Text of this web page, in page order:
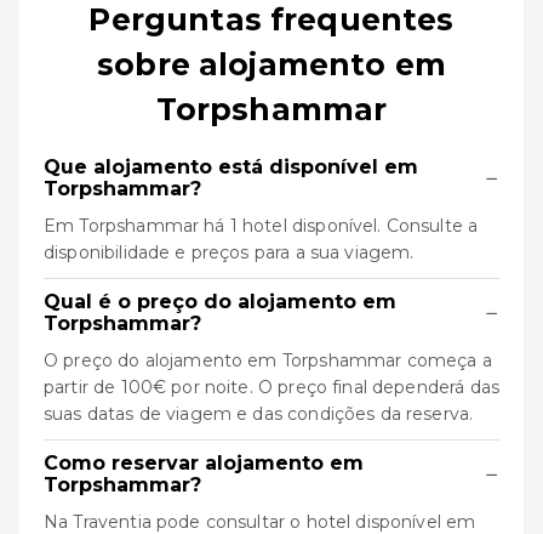
Perguntas frequentes
sobre alojamento em
Torpshammar
Que alojamento está disponível em
Torpshammar?
−
Em Torpshammar há 1 hotel disponível. Consulte a
disponibilidade e preços para a sua viagem.
Qual é o preço do alojamento em
Torpshammar?
−
O preço do alojamento em Torpshammar começa a
partir de 100€ por noite. O preço final dependerá das
suas datas de viagem e das condições da reserva.
Como reservar alojamento em
Torpshammar?
−
Na Traventia pode consultar o hotel disponível em